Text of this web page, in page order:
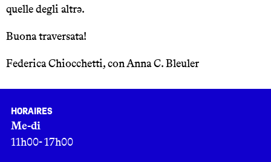
quelle degli altrə.
Buona traversata!
Federica Chiocchetti, con Anna C. Bleuler
Horaires
Me-di
11h00- 17h00